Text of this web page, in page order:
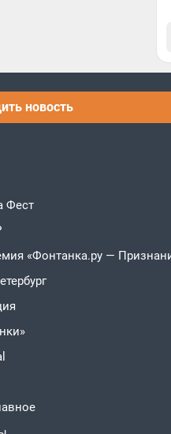
новость
Фест
«Фонтанка.ру —